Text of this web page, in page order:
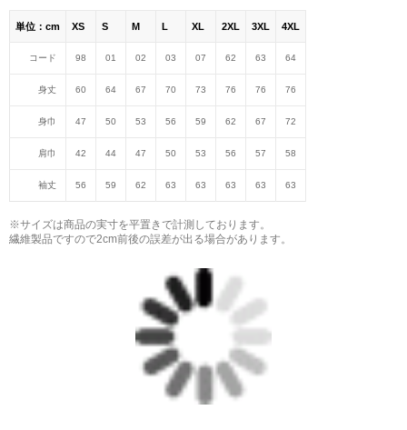
単位：cm XS S M L XL 2XL 3XL 4XL
コード 98 01 02 03 07 62 63 64
身丈 60 64 67 70 73 76 76 76
身巾 47 50 53 56 59 62 67 72
肩巾 42 44 47 50 53 56 57 58
袖丈 56 59 62 63 63 63 63 63
※サイズは商品の実寸を平置きで計測しております。
繊維製品ですので2cm前後の誤差が出る場合があります。